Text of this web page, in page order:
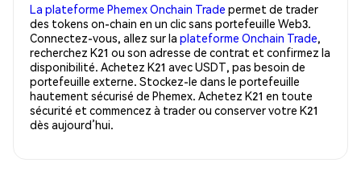
La plateforme Phemex Onchain Trade permet de trader
des tokens on-chain en un clic sans portefeuille Web3.
Connectez-vous, allez sur la plateforme Onchain Trade,
recherchez K21 ou son adresse de contrat et confirmez la
disponibilité. Achetez K21 avec USDT, pas besoin de
portefeuille externe. Stockez-le dans le portefeuille
hautement sécurisé de Phemex. Achetez K21 en toute
sécurité et commencez à trader ou conserver votre K21
dès aujourd’hui.